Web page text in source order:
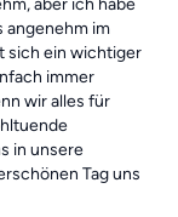
aber ich habe
angenehm im
sich ein wichtiger
immer
wir alles für
in unsere
Tag uns